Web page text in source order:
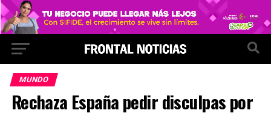
MUNDO
Rechaza España pedir disculpas por